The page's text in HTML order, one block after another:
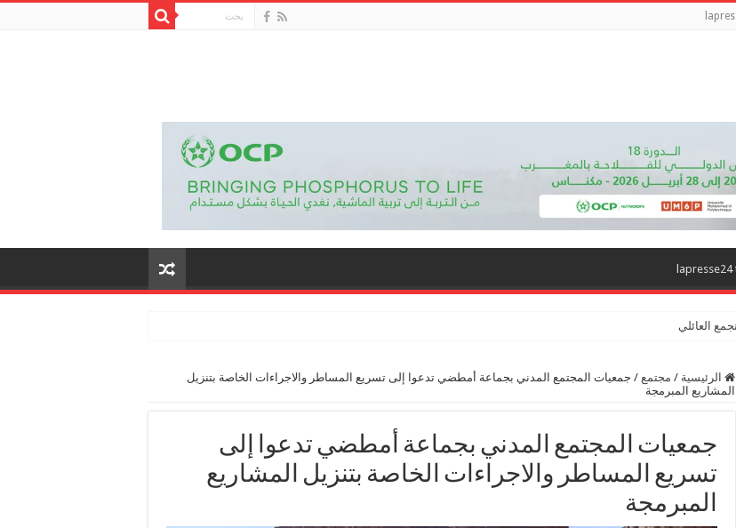
lapresse24
العائلي
الرئيسية / مجتمع / جمعيات المجتمع المدني بجماعة أمطضي تدعوا إلى تسريع المساطر والاجراءات الخاصة بتنزيل
المشاريع المبرمجة
جمعيات المجتمع المدني بجماعة أمطضي تدعوا إلى
تسريع المساطر والاجراءات الخاصة بتنزيل المشاريع
المبرمجة